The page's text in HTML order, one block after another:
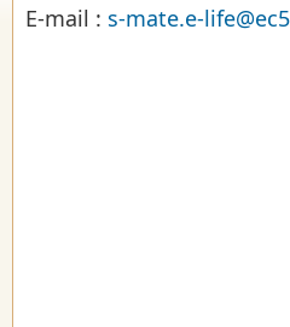
E-mail : s-mate.e-